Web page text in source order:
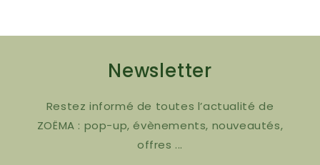
Newsletter
Restez informé de toutes l’actualité de
ZOËMA : pop-up, évènements, nouveautés,
offres ...